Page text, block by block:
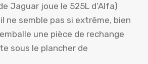
Jaguar joue le 525L d’Alfa)
ne semble pas si extrême, bien
une pièce de rechange
sous le plancher de